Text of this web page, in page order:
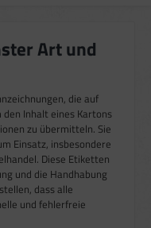
Art und
die auf
Inhalt eines Kartons
zu übermitteln. Sie
Einsatz, insbesondere
Diese Etiketten
und die Handhabung
dass alle
und fehlerfreie